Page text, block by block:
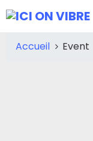
Accueil Event